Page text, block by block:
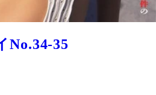
No.34-35